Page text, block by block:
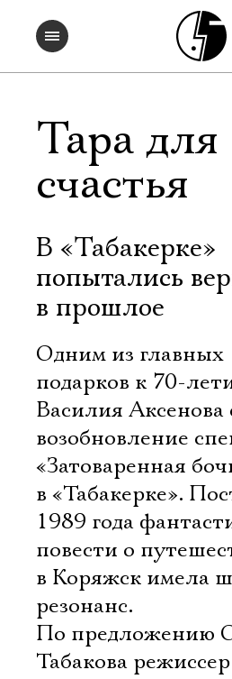
Тара для
счастья
В «Табакерке»
попытались
в прошлое
Одним из главных
подарков к 70-
Василия Аксенова
возобновление
«Затоваренная
в «Табакерке».
1989 года
повести о
в Коряжск имела
резонанс.
По предложению
Табакова режиссер